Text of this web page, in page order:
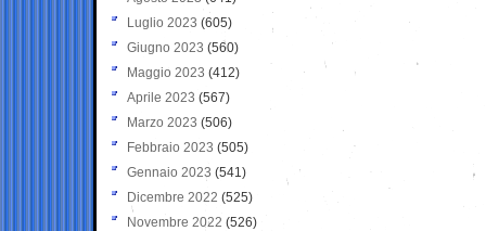
Luglio 2023 (605)
Giugno 2023 (560)
Maggio 2023 (412)
Aprile 2023 (567)
Marzo 2023 (506)
Febbraio 2023 (505)
Gennaio 2023 (541)
Dicembre 2022 (525)
Novembre 2022 (526)